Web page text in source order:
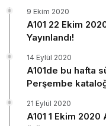
A101 22 Ekim
Yayınlandı!
9 Ekim 2020
A101de bu hafta
Perşembe
14 Eylül 2020
A101 1 Ekim
21 Eylül 2020